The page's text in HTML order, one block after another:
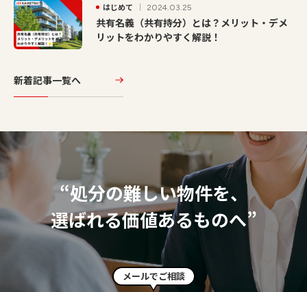
はじめて 2024.03.25
共有名義（共有持分）とは？メリット・デメ
リットをわかりやすく解説！
新着記事一覧へ
“処分の難しい物件を、
選ばれる価値あるものへ”
メールでご相談